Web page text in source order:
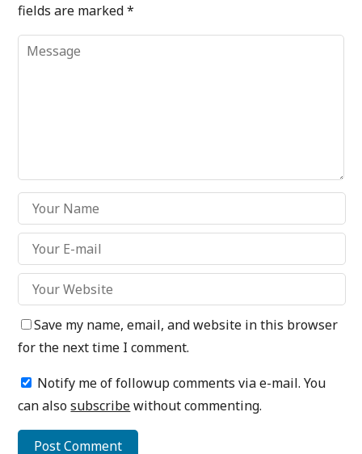
fields are marked*
Save my name, email, and website in this browser
for the next time I comment.
Notify me of followup comments via e-mail. You
can alsosubscribewithout commenting.